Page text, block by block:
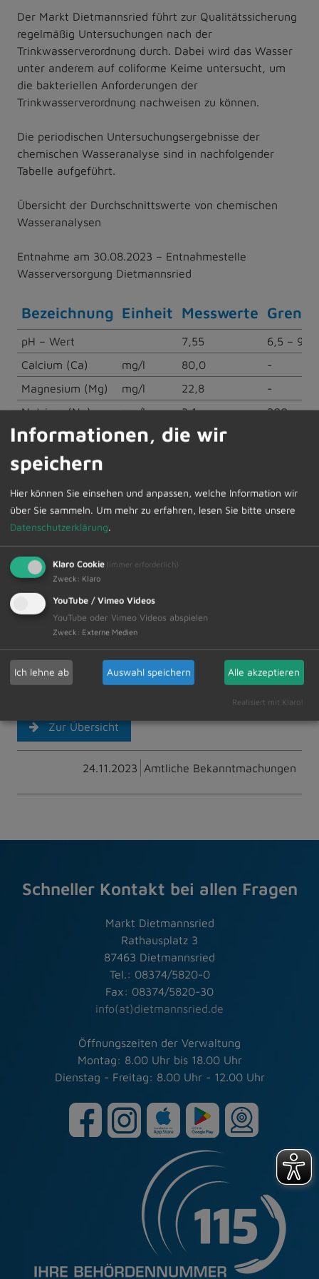
Der Markt Dietmannsried führt zur Qualitätssicherung
regelmäßig Untersuchungen nach der
Trinkwasserverordnung durch. Dabei wird das Wasser
unter anderem auf coliforme Keime untersucht, um
die bakteriellen Anforderungen der
Trinkwasserverordnung nachweisen zu können.
Die periodischen Untersuchungsergebnisse der
chemischen Wasseranalyse sind in nachfolgender
Tabelle aufgeführt.
Übersicht der Durchschnittswerte von chemischen
Wasseranalysen
Entnahme am 30.08.2023 – Entnahmestelle
Wasserversorgung Dietmannsried
Bezeichnung Einheit Messwerte
pH – Wert 7,55
6,5 – 9,5
Calcium (Ca)
mg/l 80,0
-
Magnesium (Mg)
mg/l 22,8
-
Natrium (Na)
mg/l 3,1
200
Kalium (K)
mg/l 1,1
Nitrat (NO3)
Die Gesamthärte des untersuchten Trinkwassers liegt
je nach Einzugsgebiet bei ca. 16° dH und ist somit als
mittelhartes bis hartes Wasser (Härtebereich 3)
einzustufen.
Die Trinkwasseruntersuchung kann auch im Internet
abgerufen werden unter:
www.dietmannsried.de/Rathaus/Mitarbeiter und
Abteilungen/Bauamt (unter dem Reiter
Wasserversorgung –Trinkwasseruntersuchung)
Zur Übersicht
24.11.2023 Amtliche Bekanntmachungen
Schneller Kontakt bei allen Fragen
Markt Dietmannsried
Rathausplatz 3
87463 Dietmannsried
Tel.: 08374/5820-0
Fax: 08374/5820-30
info(at)dietmannsried.de
Öffnungszeiten der Verwaltung
Montag: 8.00 Uhr bis 18.00 Uhr
Dienstag - Freitag: 8.00 Uhr - 12.00 Uhr
Informationen, die wir
speichern
Hier können Sie einsehen und anpassen, welche Information wir
über Sie sammeln. Um mehr zu erfahren, lesen Sie bitte unsere
Datenschutzerklärung.
Klaro Cookie (immer erforderlich)
Zweck : Klaro
YouTube / Vimeo Videos
YouTube oder Vimeo Videos abspielen
Zweck : Externe Medien
Ich lehne ab Auswahl speichern Alle akzeptieren
Realisiert mit Klaro!